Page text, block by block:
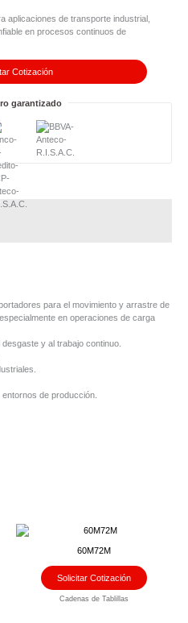
aplicaciones de transporte industrial,
en procesos continuos de
Cotización
garantizado
para el movimiento y arrastre de
en operaciones de carga
y al trabajo continuo.
de producción.
60M72M
Solicitar Cotización
Cadenas de Tablillas